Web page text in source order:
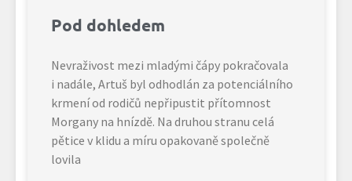
Pod dohledem
Nevraživost mezi mladými čápy pokračovala
i nadále, Artuš byl odhodlán za potenciálního
krmení od rodičů nepřipustit přítomnost
Morgany na hnízdě. Na druhou stranu celá
pětice v klidu a míru opakovaně společně
lovila